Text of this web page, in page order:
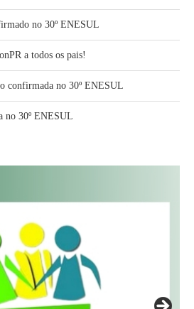
no 30º ENESUL
a todos os pais!
confirmada no 30º ENESUL
no 30º ENESUL